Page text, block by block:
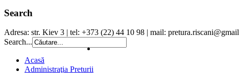
Search
Adresa: str. Kiev 3 | tel: +373 (22) 44 10 98 | mail:
Search...
Acasă
Administraţia Preturii